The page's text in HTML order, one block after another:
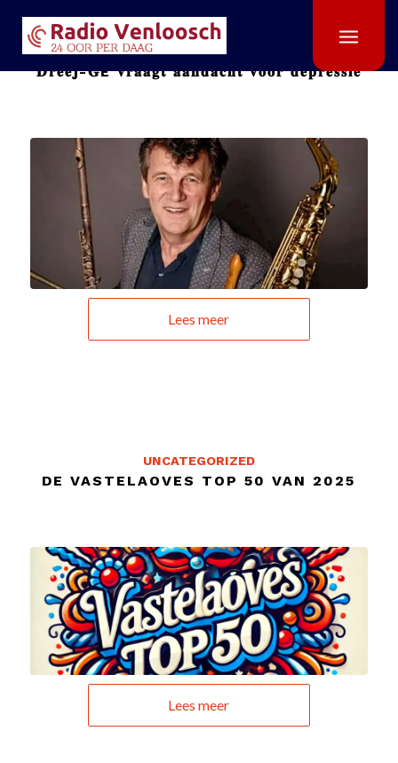
UNCATEGORIZED
𝐃𝐫𝐞𝐞𝐣-𝐆É 𝐯𝐫𝐚𝐚𝐠𝐭 𝐚𝐚𝐧𝐝𝐚𝐜𝐡𝐭 𝐯𝐨𝐨𝐫 𝐝𝐞𝐩𝐫𝐞𝐬𝐬𝐢𝐞
Lees meer
UNCATEGORIZED
DE VASTELAOVES TOP 50 VAN 2025
Lees meer